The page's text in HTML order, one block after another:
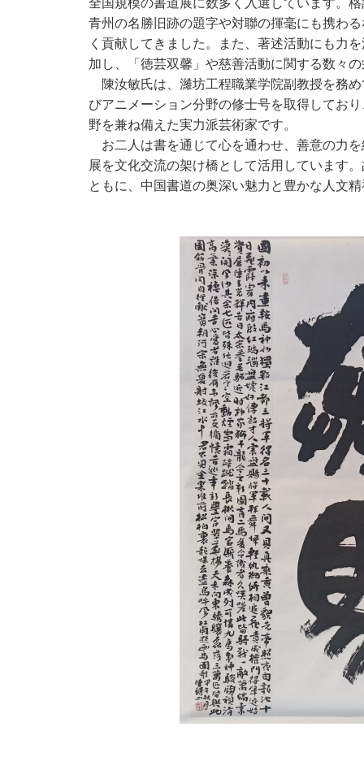
全国規模の書道展に数多く入選しています。
青州の名勝旧跡の題字や対聯の揮毫にも携わ
く貢献してきました。また、著述活動にも力
加し、「徳芸双馨」や慈善活動に関する数々
陳汝敏氏は、濰坊工程職業学院副教授を務
びアニメーション分野の修士号を取得してお
野を兼ね備えた実力派芸術家です。
お二人は書を通じて心を通わせ、善意の力
展を文化交流の架け橋として活用しています
ともに、中国書道の奥深い魅力と豊かな人文